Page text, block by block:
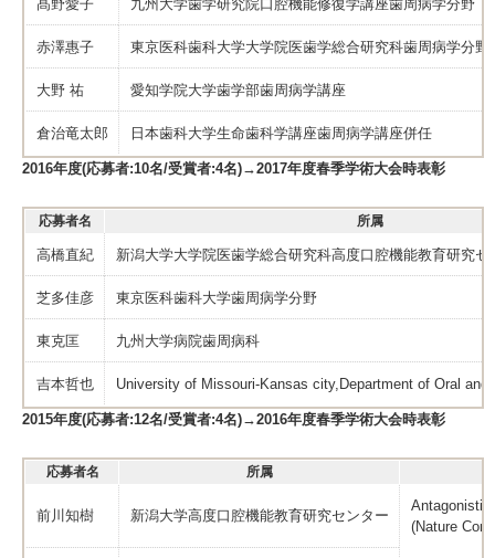
髙野愛子 九州大学歯学研究院口腔機能修復学講座歯周病学分野
赤澤惠子 東京医科歯科大学大学院医歯学総合研究科歯周病学分野
大野 祐 愛知学院大学歯学部歯周病学講座
倉治竜太郎 日本歯科大学生命歯科学講座歯周病学講座併任
2016年度(応募者:10名/受賞者:4名)→2017年度春季学術大会時表彰
応募者名 所属
高橋直紀 新潟大学大学院医歯学総合研究科高度口腔機能教育研究セ
芝多佳彦 東京医科歯科大学歯周病学分野
東克匡 九州大学病院歯周病科
吉本哲也 University of Missouri-Kansas city,Department of Oral and
2015年度(応募者:12名/受賞者:4名)→2016年度春季学術大会時表彰
応募者名 所属
前川知樹 新潟大学高度口腔機能教育研究センター
Antagonistic
(Nature